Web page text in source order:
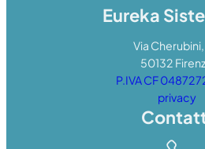
Eureka
Via
50132
P.IVA CF
privacy